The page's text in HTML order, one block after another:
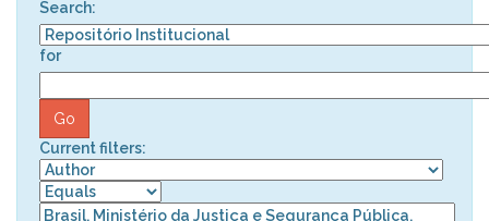
Search:
for
Current filters: